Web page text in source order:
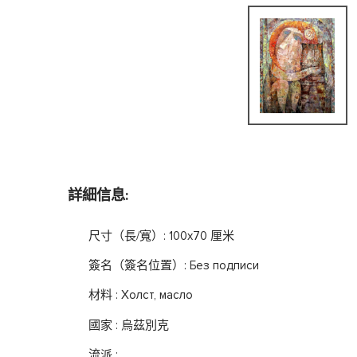
詳細信息:
尺寸（長/寬）: 100x70 厘米
簽名（簽名位置）: Без подписи
材料 : Холст, масло
國家 : 烏茲別克